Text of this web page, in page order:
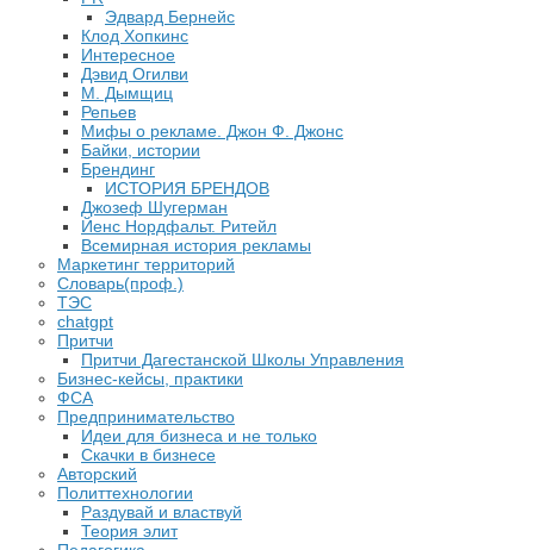
Эдвард Бернейс
Клод Хопкинс
Интересное
Дэвид Огилви
М. Дымщиц
Репьев
Мифы о рекламе. Джон Ф. Джонс
Байки, истории
Брендинг
ИСТОРИЯ БРЕНДОВ
Джозеф Шугерман
​Йенс Нордфальт. Ритейл
Всемирная история рекламы
Маркетинг территорий
Словарь(проф.)
ТЭС
chatgpt
Притчи
Притчи Дагестанской Школы Управления
Бизнес-кейсы, практики
ФСА
Предпринимательство
Идеи для бизнеса и не только
Скачки в бизнесе
Авторский
Политтехнологии
Раздувай и властвуй
Теория элит